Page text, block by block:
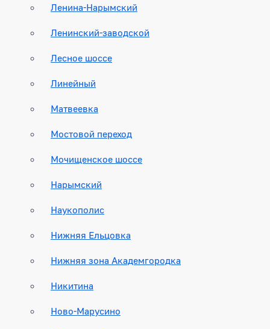
Ленина-Нарымский
Ленинский-заводской
Лесное шоссе
Линейный
Матвеевка
Мостовой переход
Мочищенское шоссе
Нарымский
Наукополис
Нижняя Ельцовка
Нижняя зона Академгородка
Никитина
Ново-Марусино